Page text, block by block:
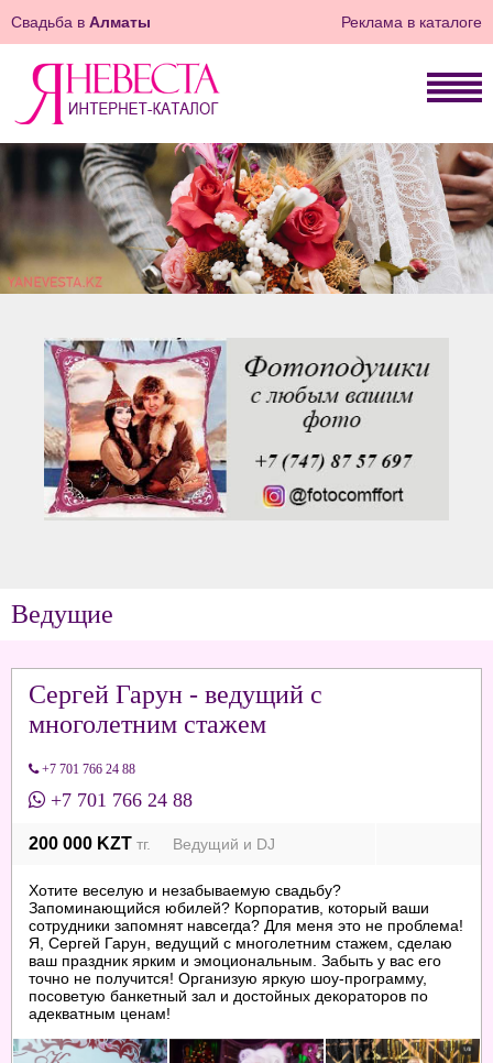
Свадьба в Алматы Реклама в каталоге
Ведущие
Сергей Гарун - ведущий с
многолетним стажем
+7 701 766 24 88
+7 701 766 24 88
200 000 KZT тг. Ведущий и DJ
Хотите веселую и незабываемую свадьбу?
Запоминающийся юбилей? Корпоратив, который ваши
сотрудники запомнят навсегда? Для меня это не проблема!
Я, Сергей Гарун, ведущий с многолетним стажем, сделаю
ваш праздник ярким и эмоциональным. Забыть у вас его
точно не получится! Организую яркую шоу-программу,
посоветую банкетный зал и достойных декораторов по
адекватным ценам!